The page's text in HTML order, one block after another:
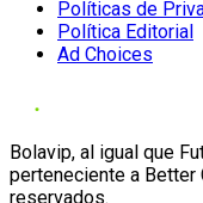
Políticas de
Política Editorial
Ad Choices
Bolavip, al igual que
perteneciente a
reservados.